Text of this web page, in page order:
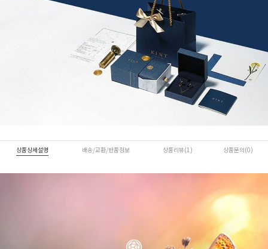
상품상세설명 배송/교환/반품정보 상품리뷰(1) 상품문의(0)